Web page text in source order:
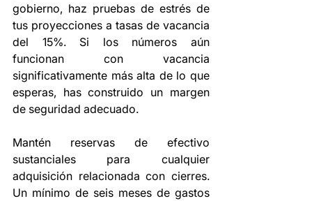
gobierno, haz pruebas de estrés de
tus proyecciones a tasas de vacancia
del 15%. Si los números aún
funcionan con vacancia
significativamente más alta de lo que
esperas, has construido un margen
de seguridad adecuado.
Mantén reservas de efectivo
sustanciales para cualquier
adquisición relacionada con cierres.
Un mínimo de seis meses de gastos